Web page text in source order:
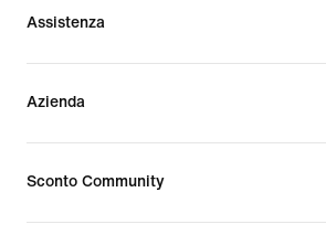
Assistenza
Azienda
Sconto Community